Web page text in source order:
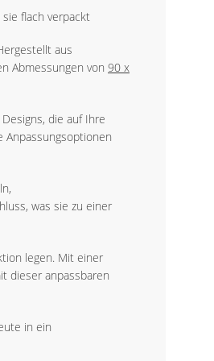
flach verpackt
aus
Abmessungen von 90 x
die auf Ihre
was sie zu einer
legen. Mit einer
dieser anpassbaren
in ein